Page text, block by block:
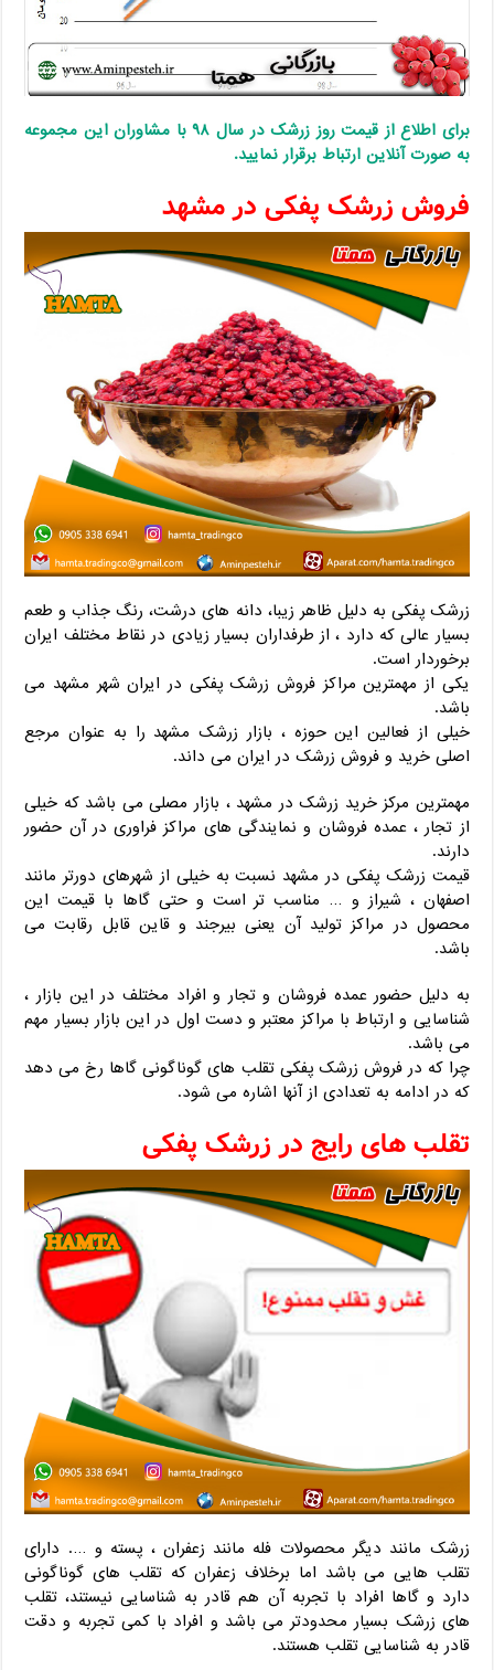
برای اطلاع از قیمت روز زرشک در سال ۹۸ با مشاوران این مجموعه
به صورت آنلاین ارتباط برقرار نمایید.
فروش زرشک پفکی در مشهد
زرشک پفکی به دلیل ظاهر زیبا، دانه های درشت، رنگ جذاب و طعم
بسیار عالی که دارد ، از طرفداران بسیار زیادی در نقاط مختلف ایران
برخوردار است.
یکی از مهمترین مراکز فروش زرشک پفکی در ایران شهر مشهد می
باشد.
خیلی از فعالین این حوزه ، بازار زرشک مشهد را به عنوان مرجع
اصلی خرید و فروش زرشک در ایران می داند.
مهمترین مرکز خرید زرشک در مشهد ، بازار مصلی می باشد که خیلی
از تجار ، عمده فروشان و نمایندگی های مراکز فراوری در آن حضور
دارند.
قیمت زرشک پفکی در مشهد نسبت به خیلی از شهرهای دورتر مانند
اصفهان ، شیراز و … مناسب تر است و حتی گاها با قیمت این
محصول در مراکز تولید آن یعنی بیرجند و قاین قابل رقابت می
باشد.
به دلیل حضور عمده فروشان و تجار و افراد مختلف در این بازار ،
شناسایی و ارتباط با مراکز معتبر و دست اول در این بازار بسیار مهم
می باشد.
چرا که در فروش زرشک پفکی تقلب های گوناگونی گاها رخ می دهد
که در ادامه به تعدادی از آنها اشاره می شود.
تقلب های رایج در زرشک پفکی
زرشک مانند دیگر محصولات فله مانند زعفران ، پسته و …. دارای
تقلب هایی می باشد اما برخلاف زعفران که تقلب های گوناگونی
دارد و گاها افراد با تجربه آن هم قادر به شناسایی نیستند، تقلب
های زرشک بسیار محدودتر می باشد و افراد با کمی تجربه و دقت
قادر به شناسایی تقلب هستند.